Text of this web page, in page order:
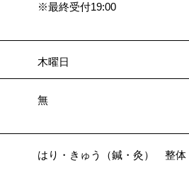
※最終受付19:00
木曜日
無
はり・きゅう（鍼・灸） 整